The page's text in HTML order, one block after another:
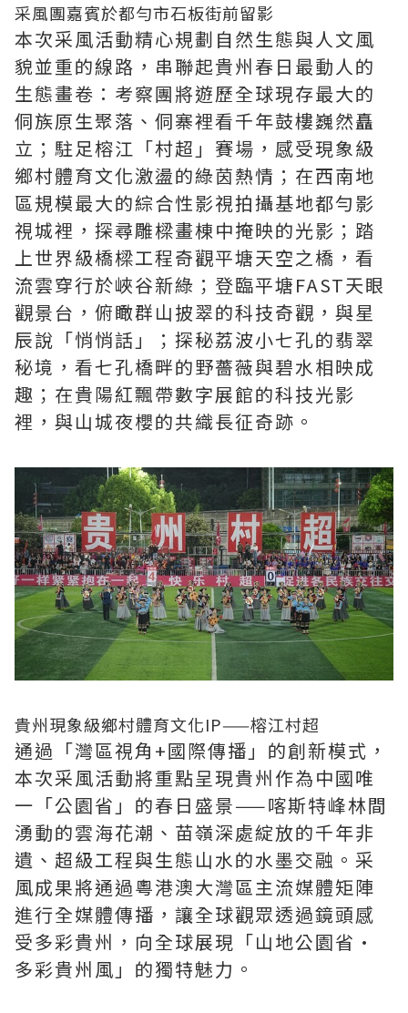
采風團嘉賓於都勻市石板街前留影
本次采風活動精心規劃自然生態與人文風
貌並重的線路，串聯起貴州春日最動人的
生態畫卷：考察團將遊歷全球現存最大的
侗族原生聚落、侗寨裡看千年鼓樓巍然矗
立；駐足榕江「村超」賽場，感受現象級
鄉村體育文化激盪的綠茵熱情；在西南地
區規模最大的綜合性影視拍攝基地都勻影
視城裡，探尋雕樑畫棟中掩映的光影；踏
上世界級橋樑工程奇觀平塘天空之橋，看
流雲穿行於峽谷新綠；登臨平塘FAST天眼
觀景台，俯瞰群山披翠的科技奇觀，與星
辰說「悄悄話」；探秘荔波小七孔的翡翠
秘境，看七孔橋畔的野薔薇與碧水相映成
趣；在貴陽紅飄帶數字展館的科技光影
裡，與山城夜櫻的共織長征奇跡。
貴州現象級鄉村體育文化IP——榕江村超
通過「灣區視角+國際傳播」的創新模式，
本次采風活動將重點呈現貴州作為中國唯
一「公園省」的春日盛景——喀斯特峰林間
湧動的雲海花潮、苗嶺深處綻放的千年非
遺、超級工程與生態山水的水墨交融。采
風成果將通過粵港澳大灣區主流媒體矩陣
進行全媒體傳播，讓全球觀眾透過鏡頭感
受多彩貴州，向全球展現「山地公園省•
多彩貴州風」的獨特魅力。